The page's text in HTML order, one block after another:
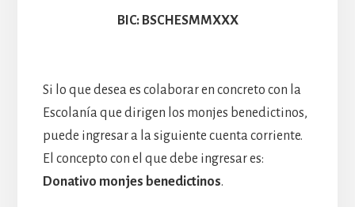
BIC: BSCHESMMXXX
Si lo que desea es colaborar en concreto con la
Escolanía que dirigen los monjes benedictinos,
puede ingresar a la siguiente cuenta corriente.
El concepto con el que debe ingresar es:
Donativo monjes benedictinos.